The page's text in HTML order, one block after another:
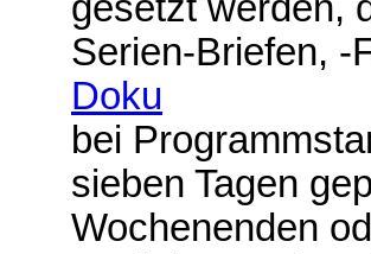
Serien-Briefen,
Doku
bei
sieben Tagen
Wochenenden